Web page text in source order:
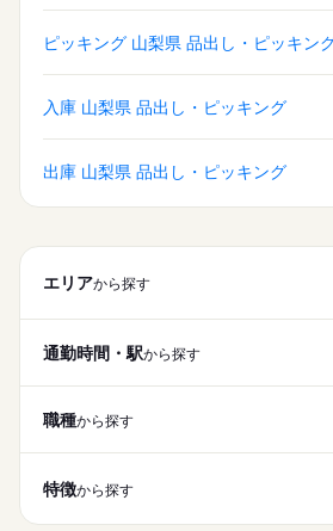
ピッキング 山梨県 品出し・ピッキン
入庫 山梨県 品出し・ピッキング
出庫 山梨県 品出し・ピッキング
エリアから探す
通勤時間・駅から探す
職種から探す
特徴から探す